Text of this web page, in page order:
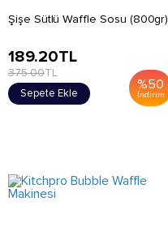
Şişe Sütlü Waffle Sosu (800gr)
%50
İndirim
189.20TL
375.00TL
Sepete Ekle